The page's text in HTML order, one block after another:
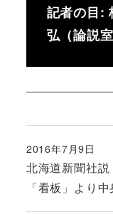
記者の目:
弘（論説室
北海道新聞社
「看板」より
投稿日
2016年7月9日